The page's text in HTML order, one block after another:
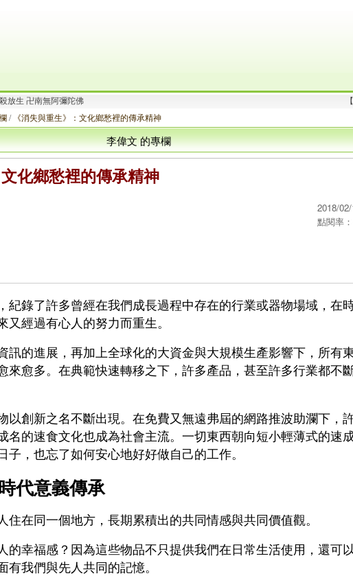
放生 卍南無阿彌陀佛
捐血壹袋救人一命
【
/ 《消失與重生》：文化鄉愁裡的傳承精神
李偉文 的專欄
化鄉愁裡的傳承精神
2018/
點閱率
紀錄了許多曾經在我們成長過程中存在的行業或器物場域，在
經過有心人的努力而重生。
訊的進展，再加上全球化的大資金與大規模生產影響下，所有
來愈多。在典範快速轉移之下，許多產品，甚至許多行業都不
以創新之名不斷出現。在免費又無遠弗屆的網路推波助瀾下，
名的速食文化也成為社會主流。一切東西朝向短小輕薄式的速
，也忘了如何安心地好好做自己的工作。
代意義傳承
住在同一個地方，長期累積出的共同情感與共同價值觀。
的幸福感？因為這些物品不只提供我們在日常生活使用，還可
我們與先人共同的記憶。